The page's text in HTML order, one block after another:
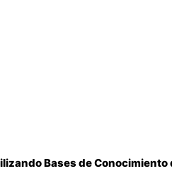
Bases de Conocimiento